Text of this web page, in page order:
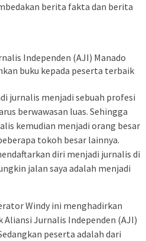
berita fakta dan berita
Independen (AJI) Manado
buku kepada peserta terbaik
jurnalis menjadi sebuah profesi
berwawasan luas. Sehingga
kemudian menjadi orang besar
tokoh besar lainnya.
diri menjadi jurnalis di
jalan saya adalah menjadi
Windy ini menghadirkan
Jurnalis Independen (AJI)
peserta adalah dari